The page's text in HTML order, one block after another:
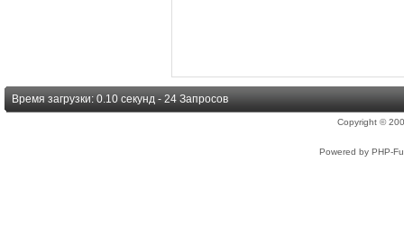
Время загрузки: 0.10 секунд - 24 Запросов
Copyright ©
Powered by PHP-